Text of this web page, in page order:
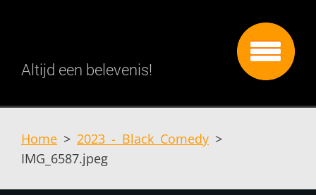
Altijd een belevenis!
Home > 2023 - Black Comedy >
IMG_6587.jpeg